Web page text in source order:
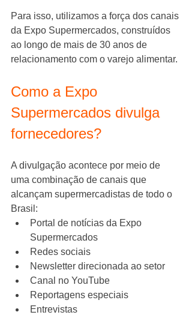
Para isso, utilizamos a força dos canais
da Expo Supermercados, construídos
ao longo de mais de 30 anos de
relacionamento com o varejo alimentar.
Como a Expo
Supermercados divulga
fornecedores?
A divulgação acontece por meio de
uma combinação de canais que
alcançam supermercadistas de todo o
Brasil:
Portal de notícias da Expo
Supermercados
Redes sociais
Newsletter direcionada ao setor
Canal no YouTube
Reportagens especiais
Entrevistas